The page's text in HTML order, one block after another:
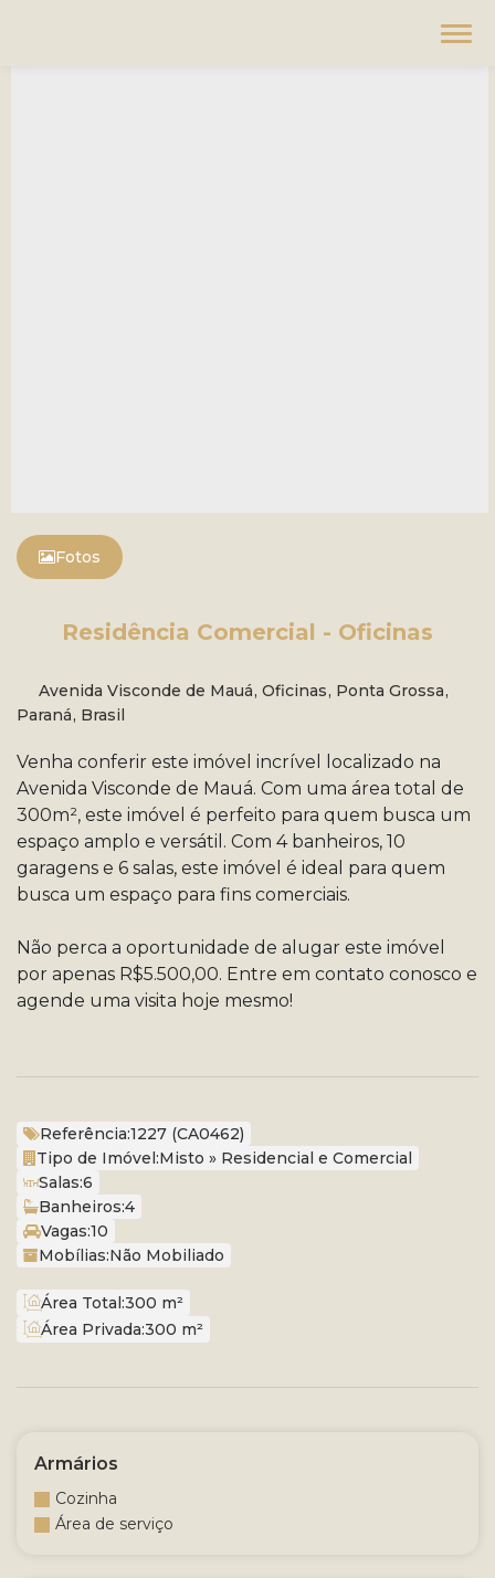
Fotos
Residência Comercial - Oficinas
Avenida Visconde de Mauá, Oficinas, Ponta Grossa,
Paraná, Brasil
Venha conferir este imóvel incrível localizado na
Avenida Visconde de Mauá. Com uma área total de
300m², este imóvel é perfeito para quem busca um
espaço amplo e versátil. Com 4 banheiros, 10
garagens e 6 salas, este imóvel é ideal para quem
busca um espaço para fins comerciais.
Não perca a oportunidade de alugar este imóvel
por apenas R$5.500,00. Entre em contato conosco e
agende uma visita hoje mesmo!
Referência:1227 (CA0462)
Tipo de Imóvel:Misto » Residencial e Comercial
Salas:6
Banheiros:4
Vagas:10
Mobílias:Não Mobiliado
Área Total:300 m²
Área Privada:300 m²
Armários
Cozinha
Área de serviço